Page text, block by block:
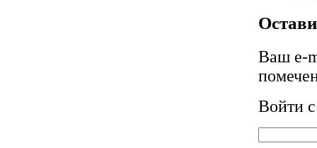
Ваш e-
Войти